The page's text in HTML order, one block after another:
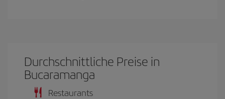
Durchschnittliche Preise in
Bucaramanga
Restaurants